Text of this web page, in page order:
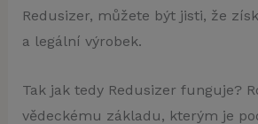
Redusizer, můžete být jisti, že
a legální výrobek.
Tak jak tedy Redusizer funguje?
vědeckému základu, kterým je